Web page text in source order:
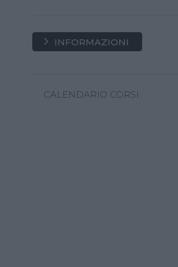
INFORMAZIONI
CALENDARIO CORSI